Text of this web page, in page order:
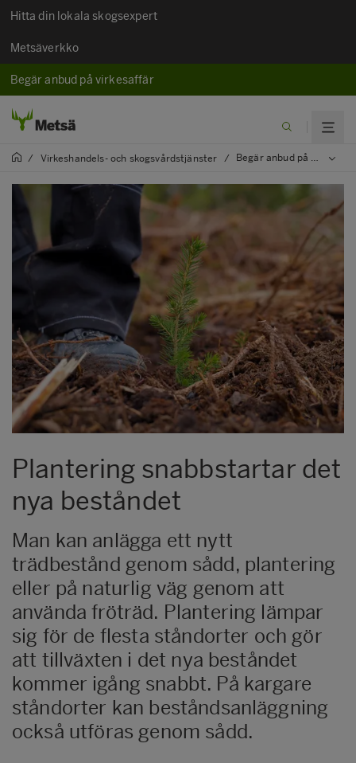
Hitta din lokala skogsexpert
Metsäverkko
Begär anbud på virkesaffär
/ Virkeshandels- och skogsvårdstjänster / Begär anbud på skogsvård
Plantering snabbstartar det
nya beståndet
Man kan anlägga ett nytt
trädbestånd genom sådd, plantering
eller på naturlig väg genom att
använda fröträd. Plantering lämpar
sig för de flesta ståndorter och gör
att tillväxten i det nya beståndet
kommer igång snabbt. På kargare
ståndorter kan beståndsanläggning
också utföras genom sådd.